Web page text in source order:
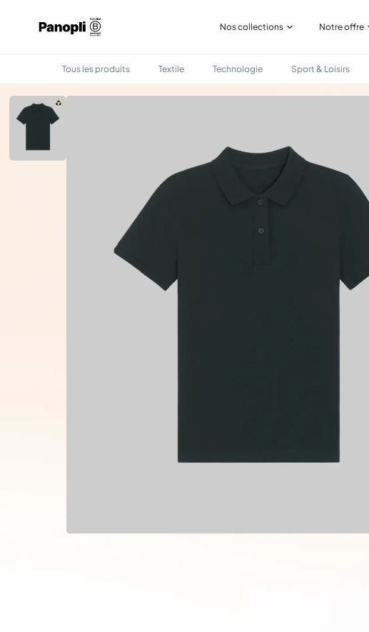
Nos collections Notre offre
Tous les produits Textile Technologie Sport & Loisirs
TEXTILE